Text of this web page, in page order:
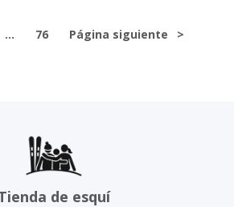
... 76 Página siguiente >
de esquí